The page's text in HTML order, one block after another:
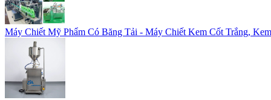
Máy Chiết Mỹ Phẩm Có Băng Tải - Máy Chiết Kem Cốt Trắng,